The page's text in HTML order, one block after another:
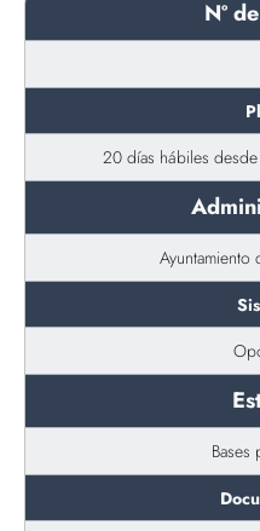
Nº
20 días hábiles
Ayuntamiento
Bases